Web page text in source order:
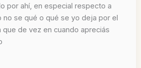
por ahí, en especial respecto a
no se qué o qué se yo deja por el
que de vez en cuando apreciás